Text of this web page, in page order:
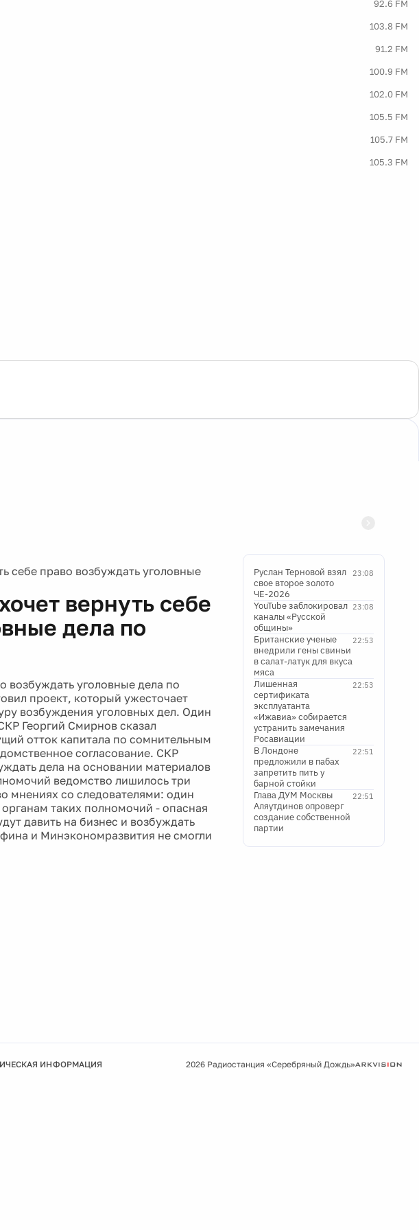
92.6 FM
103.8 FM
91.2 FM
100.9 FM
102.0 FM
105.5 FM
105.7 FM
105.3 FM
себе право возбуждать уголовные
вернуть себе
дела по
возбуждать уголовные дела по
проект, который ужесточает
возбуждения уголовных дел. Один
Георгий Смирнов сказал
отток капитала по сомнительным
согласование. СКР
дела на основании материалов
ведомство лишилось три
мнениях со следователями: один
таких полномочий - опасная
давить на бизнес и возбуждать
и Минэкономразвития не смогли
23:08
Руслан Терновой взял
свое второе золото
ЧЕ-2026
23:08
YouTube заблокировал
каналы «Русской
общины»
22:53
Британские ученые
внедрили гены свиньи
в салат-латук для вкуса
мяса
22:53
Лишенная
сертификата
эксплуатанта
«Ижавиа» собирается
устранить замечания
Росавиации
22:51
В Лондоне
предложили в пабах
запретить пить у
барной стойки
22:51
Глава ДУМ Москвы
Аляутдинов опроверг
создание собственной
партии
ИНФОРМАЦИЯ 2026 Радиостанция «Серебряный Дождь»